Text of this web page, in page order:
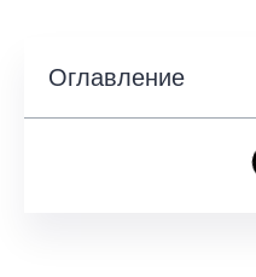
Оглавление